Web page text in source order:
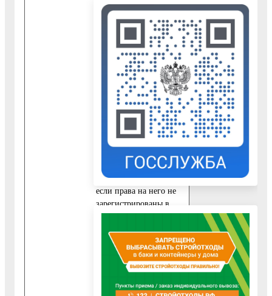
жилого помещения,
подписанное самим
заявителем (далее -
Заявление).
10.2.2. Документ,
удостоверяющий
личность заявителя.
Правоустанавливающие
документы на
(или) перепланируемое
жилое помещение,
если права на него не
зарегистрированы в
Едином
реестре прав на
недвижимое
имущество и сделок с